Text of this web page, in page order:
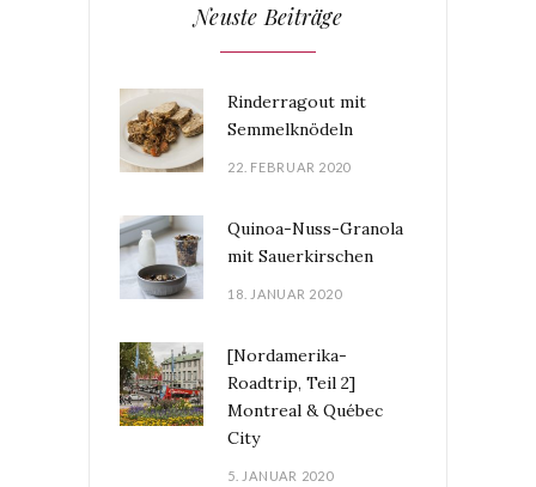
Neuste Beiträge
Rinderragout mit
Semmelknödeln
22. FEBRUAR 2020
Quinoa-Nuss-Granola
mit Sauerkirschen
18. JANUAR 2020
[Nordamerika-
Roadtrip, Teil 2]
Montreal & Québec
City
5. JANUAR 2020